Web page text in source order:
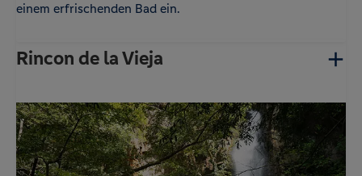
einem erfrischenden Bad ein.
Rincon de la Vieja